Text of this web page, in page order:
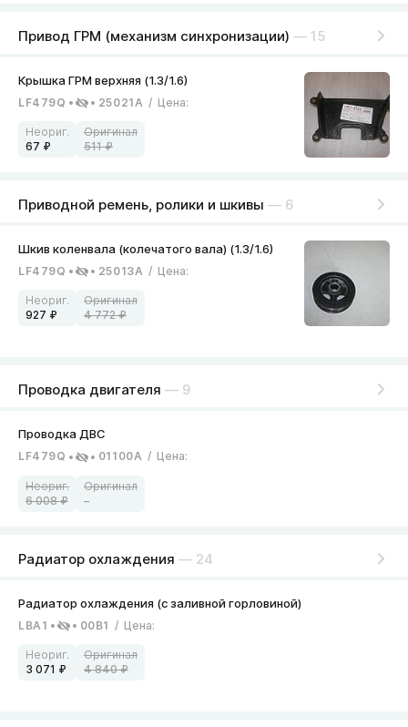
Привод ГРМ (механизм синхронизации) — 15
LF479Q 25021A / Цена:
67 511
Приводной ремень, ролики и шкивы — 6
LF479Q 25013A / Цена:
927 4 772
Проводка двигателя — 9
LF479Q 01100A / Цена:
6 008 –
Радиатор охлаждения — 24
LBA1 00B1 / Цена:
3 071 4 840